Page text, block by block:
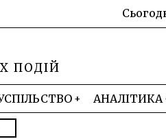
ПОДІЙ
АНАЛІТИКА